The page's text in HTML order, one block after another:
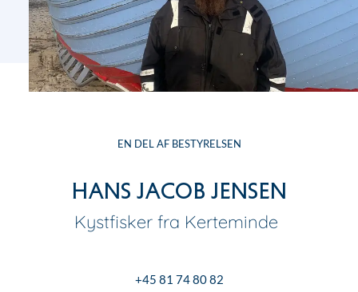
EN DEL AF BESTYRELSEN
Hans Jacob Jensen
Kystfisker fra Kerteminde
+45 81 74 80 82